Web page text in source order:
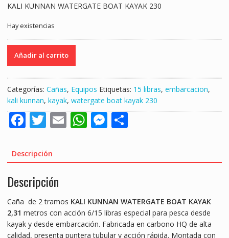
KALI KUNNAN WATERGATE BOAT KAYAK 230
Hay existencias
BOAT
KAYAK
2,30mts.
6/15
"KAYAK
/
cantidad
Añadir al carrito
Categorías: Cañas, Equipos Etiquetas: 15 libras, embarcacion,
kali kunnan, kayak, watergate boat kayak 230
F
e
b
o
o
k
T
itt
er
E
l
W
s
p
p
M
e
g
er
S
e
Descripción
Descripción
Caña de 2 tramos KALI KUNNAN WATERGATE BOAT KAYAK
2,31 metros con acción 6/15 libras especial para pesca desde
kayak y desde embarcación. Fabricada en carbono HQ de alta
calidad, presenta puntera tubular y acción rápida. Montada con